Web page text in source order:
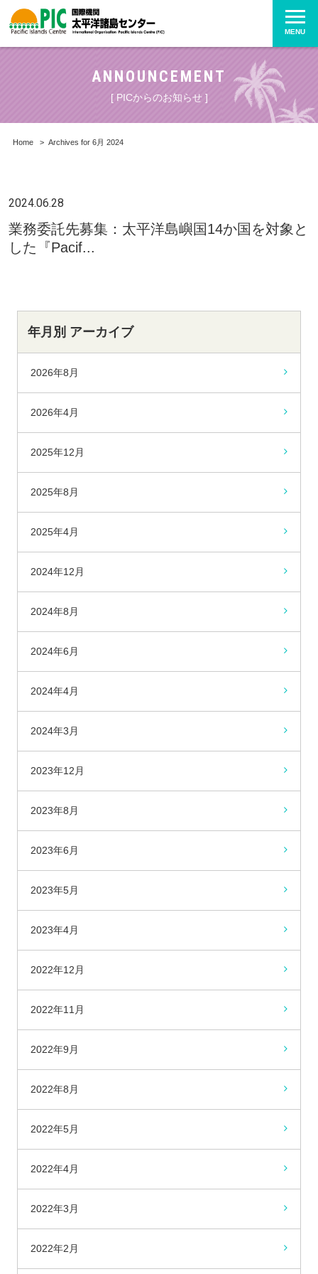
MENU
ANNOUNCEMENT
[ PICからのお知らせ ]
Home > Archives for 6月 2024
2024.06.28
業務委託先募集：太平洋島嶼国14か国を対象と
した『Pacif...
年月別 アーカイブ
2026年8月
2026年4月
2025年12月
2025年8月
2025年4月
2024年12月
2024年8月
2024年6月
2024年4月
2024年3月
2023年12月
2023年8月
2023年6月
2023年5月
2023年4月
2022年12月
2022年11月
2022年9月
2022年8月
2022年5月
2022年4月
2022年3月
2022年2月